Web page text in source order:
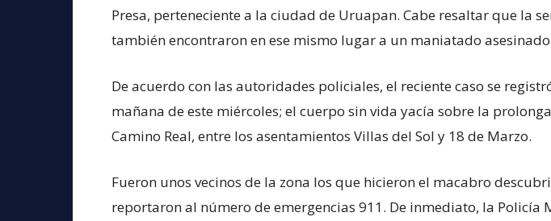
Presa, perteneciente a la ciudad de Uruapan. Cabe resaltar que la
también encontraron en ese mismo lugar a un maniatado
De acuerdo con las autoridades policiales, el reciente caso se
mañana de este miércoles; el cuerpo sin vida yacía sobre la
Camino Real, entre los asentamientos Villas del Sol y 18 de Marzo.
Fueron unos vecinos de la zona los que hicieron el macabro
reportaron al número de emergencias 911. De inmediato, la Policía